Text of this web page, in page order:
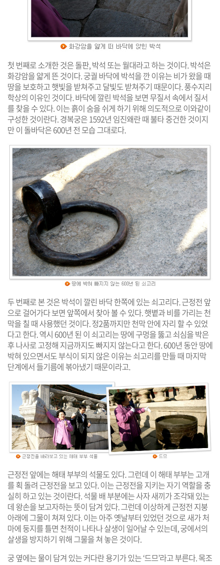
첫 번째로 소개한 것은 돌판, 박석 또는 월대라고 하는 것이다. 박석은
화강암을 얇게 뜬 것이다. 궁궐 바닥에 박석을 깐 이유는 비가 왔을 때
땅을 보호하고 햇빛을 받쳐주고 달빛도 받쳐주기 때문이다. 풍수지리
학상의 이유인 것이다. 바닥에 깔린 박석을 보면 무질서 속에서 질서
를 찾을 수 있다. 이는 흙이 숨을 쉬게 하기 위해 의도적으로 이와같이
구성한 것이란다. 경복궁은 1592년 임진왜란 때 불타 중건한 것이지
만 이 돌바닥은 600년 전 모습 그대로다.
두 번째로 본 것은 박석이 깔린 바닥 한쪽에 있는 쇠고리다. 근정전 앞
으로 걸어가다 보면 앞쪽에서 찾아 볼 수 있다. 햇볕과 비를 가리는 천
막을 칠 때 사용했던 것이다. 정2품까지만 천막 안에 자리 할 수 있었
다고 한다. 역시 600년 된 이 쇠고리는 땅에 구멍을 뚫고 쇠심을 박은
후 나사로 고정해 지금까지도 빠지지 않는다고 한다. 600년 동안 땅에
박혀 있으면서도 부식이 되지 않은 이유는 쇠고리를 만들 때 마지막
단계에서 들기름에 볶아냈기 때문이라고.
근정전 앞에는 해태 부부의 석물도 있다. 그런데 이 해태 부부는 고개
를 획 돌려 근정전을 보고 있다. 이는 근정전을 지키는 자기 역할을 충
실히 하고 있는 것이란다. 석물 배 부분에는 사자 새끼가 조각돼 있는
데 왕손을 보고자하는 뜻이 담겨 있다. 그런데 이상하게 근정전 지붕
아래에 그물이 쳐져 있다. 이는 아주 옛날부터 있었던 것으로 새가 처
마에 둥지를 틀면 천적이 나타나 살생이 일어날 수 있는데, 궁에서의
살생을 방지하기 위해 그물을 쳐 놓은 것이다.
궁 옆에는 물이 담겨 있는 커다란 용기가 있는 ‘드므’라고 부른다. 목조